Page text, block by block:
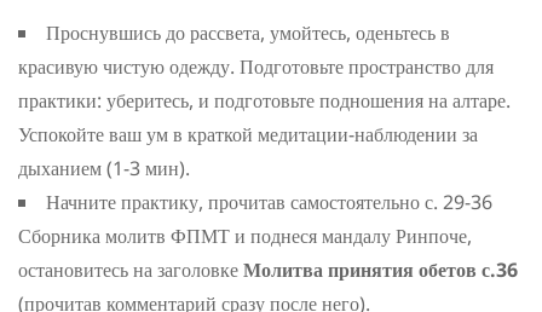
Проснувшись до рассвета, умойтесь, оденьтесь в
красивую чистую одежду. Подготовьте пространство для
практики: уберитесь, и подготовьте подношения на алтаре.
Успокойте ваш ум в краткой медитации-наблюдении за
дыханием (1-3 мин).
Начните практику, прочитав самостоятельно с. 29-36
Сборника молитв ФПМТ и поднеся мандалу Ринпоче,
остановитесь на заголовкеМолитва принятия обетов с.36
(прочитав комментарий сразу после него).